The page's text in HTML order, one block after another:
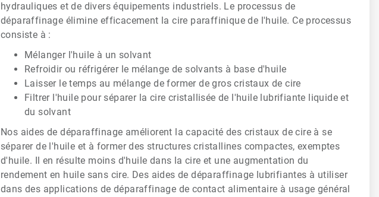
hydrauliques et de divers équipements industriels. Le processus de
déparaffinage élimine efficacement la cire paraffinique de l'huile. Ce processus
consiste à :
Mélanger l'huile à un solvant
Refroidir ou réfrigérer le mélange de solvants à base d'huile
Laisser le temps au mélange de former de gros cristaux de cire
Filtrer l'huile pour séparer la cire cristallisée de l'huile lubrifiante liquide et
du solvant
Nos aides de déparaffinage améliorent la capacité des cristaux de cire à se
séparer de l'huile et à former des structures cristallines compactes, exemptes
d'huile. Il en résulte moins d'huile dans la cire et une augmentation du
rendement en huile sans cire. Des aides de déparaffinage lubrifiantes à utiliser
dans des applications de déparaffinage de contact alimentaire à usage général